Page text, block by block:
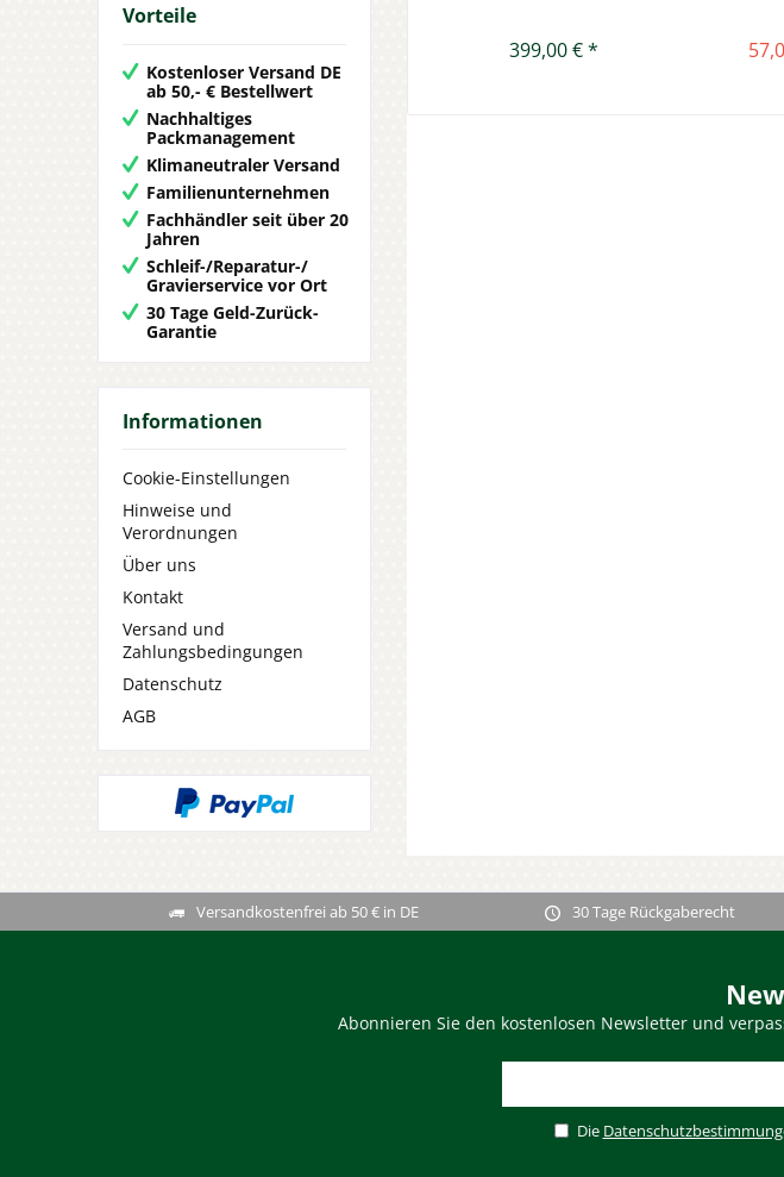
Vorteile
Kostenloser Versand DE
ab 50,- € Bestellwert
Nachhaltiges
Packmanagement
Klimaneutraler Versand
Familienunternehmen
Fachhändler seit über 20
Jahren
Schleif-/Reparatur-/
Gravierservice vor Ort
30 Tage Geld-Zurück-
Garantie
Informationen
Cookie-Einstellungen
Hinweise und
Verordnungen
Über uns
Kontakt
Versand und
Zahlungsbedingungen
Datenschutz
AGB
399,00 € *
Versandkostenfrei ab 50 € in DE 30 Tage Rückgaberecht
Abonnieren Sie den kostenlosen Newsletter und
Die